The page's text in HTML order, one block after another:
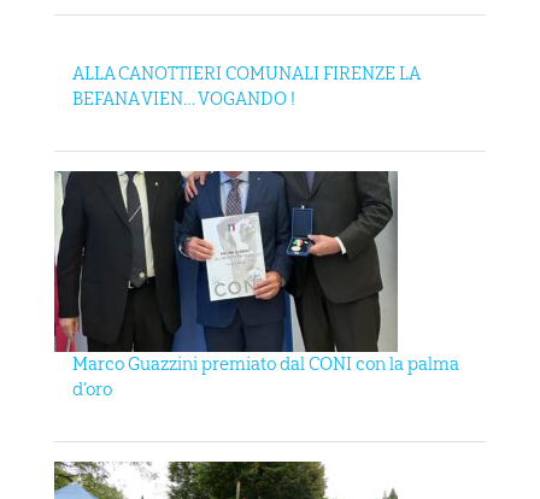
ALLA CANOTTIERI COMUNALI FIRENZE LA
BEFANA VIEN… VOGANDO !
Marco Guazzini premiato dal CONI con la palma
d’oro